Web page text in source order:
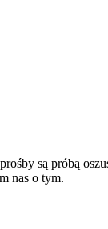
są próbą
nas o tym.